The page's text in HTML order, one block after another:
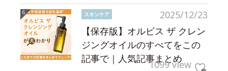
2025/12/23
スキンケア
【保存版】オルビス ザ クレン
ジングオイルのすべてをこの
記事で｜人気記事まとめ
1099 view